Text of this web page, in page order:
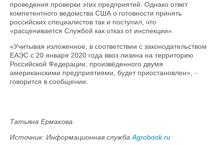
проведения проверки этих предприятий. Однако ответ
компетентного ведомства США о готовности принять
российских специалистов так и поступил, что
«расценивается Службой как отказ от инспекции».
«Учитывая изложенное, в соответствии с законодательством
ЕАЭС с 20 января 2020 года ввоз лизина на территорию
Российской Федерации, произвёденного двумя
американскими предприятиями, будет приостановлен», -
говорится в сообщении.
Татьяна Ермакова
Источник: Информационная служба Agrobook.ru